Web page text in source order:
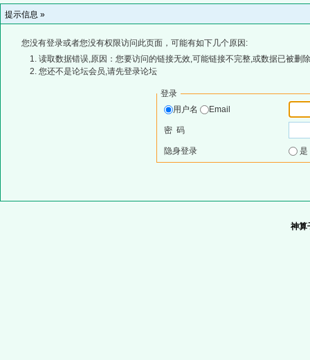
提示信息 »
您没有登录或者您没有权限访问此页面，可能有如下几个原因:
读取数据错误,原因：您要访问的链接无效,可能链接不完整,或数据已被删
您还不是论坛会员,请先登录论坛
登录
用户名
Email
密 码
隐身登录
神算